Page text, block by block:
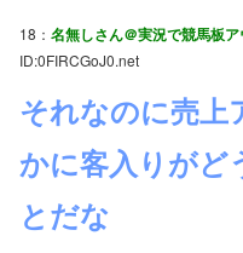
18： 名無しさん＠実況で競馬板ア
ID:0FIRCGoJ0.net
それなのに売上
かに客入りがど
とだな